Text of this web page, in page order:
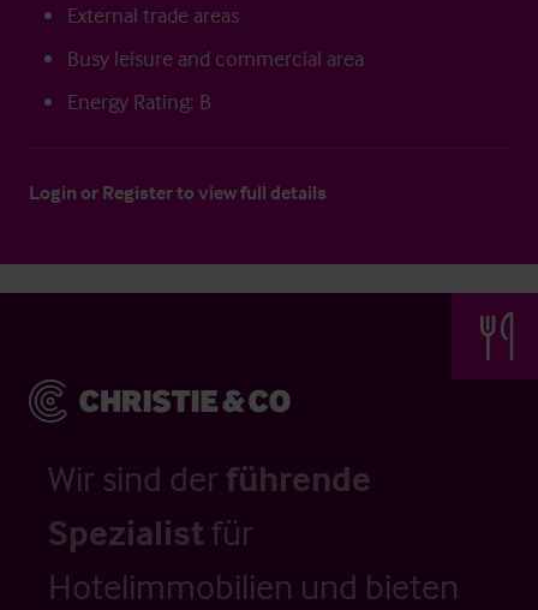
External trade areas
Busy leisure and commercial area
Energy Rating: B
Login or Registerto view full details
Wir sind der führende
Spezialistfür
Hotelimmobilien und bieten